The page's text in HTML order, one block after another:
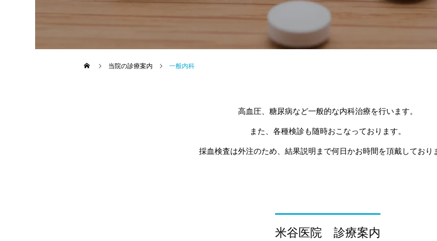
当院の診療案内 一般内科
高血圧、糖尿病など一般的な内科治療を行います。
また、各種検診も随時おこなっております。
採血検査は外注のため、結果説明まで何日かお時間を頂戴しており
米谷医院 診療案内